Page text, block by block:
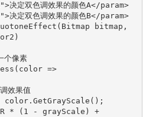
定双色调效果的颜色A</param>
定双色调效果的颜色B</param>
bitmap,